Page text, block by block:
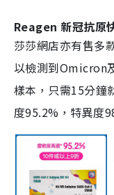
Reagen 新冠抗原
莎莎網店亦有售多
以檢測到Omicron
樣本，只需15分鐘
度95.2%，特異度